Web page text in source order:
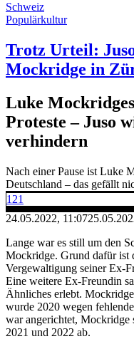
Schweiz
Populärkultur
Trotz Urteil:
Mockridge in
Luke
Proteste – Juso
verhindern
Nach einer Pause ist Luke
Deutschland – das gefällt
121
24.05.2022, 11:07
Lange war es still um den
Mockridge. Grund dafür ist
Vergewaltigung seiner Ex-
Eine weitere Ex-Freundin
Ähnliches erlebt.
wurde 2020 wegen
war angerichtet, Mockridge
2021 und 2022 ab.